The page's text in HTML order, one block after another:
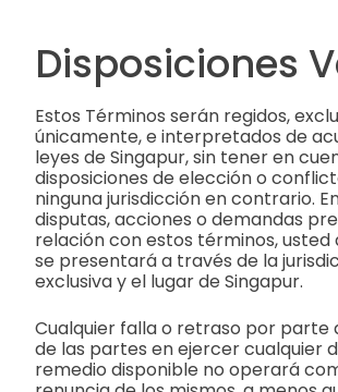
Disposiciones
Estos Términos serán regidos,
únicamente, e interpretados de
leyes de Singapur, sin tener en
disposiciones de elección o
ninguna jurisdicción en contrario.
disputas, acciones o demandas
relación con estos términos, usted
se presentará a través de la
exclusiva y el lugar de Singapur.
Cualquier falla o retraso por parte
de las partes en ejercer cualquier
remedio disponible no operará